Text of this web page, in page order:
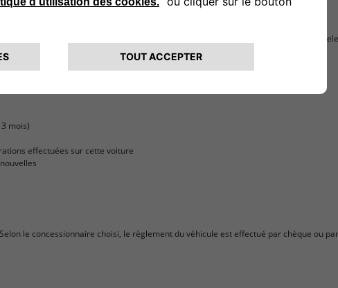
votre point de vente Fiat. Soit ce dernier vous contacte, soit libre à vous de
muni des documents suivants :
mois)
effectuées sur cette voiture
le concessionnaire choisi, le règlement du véhicule est effectué par chèque ou